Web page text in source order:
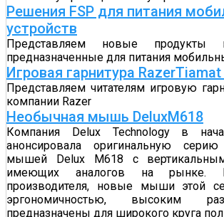
Решения FSP для питания
устройств
Представляем новые продукты
предназначенные для питания
Игровая гарнитура RazerTiamat
Представляем читателям игровую
компании Razer
Необычная мышь DeluxM618
Компания Delux Technology в
анонсировала оригинальную
мышей Delux M618 с
имеющих аналогов на рынке.
производителя, новые мыши этой
эргономичностью, высоким
предназначены для широкого круга